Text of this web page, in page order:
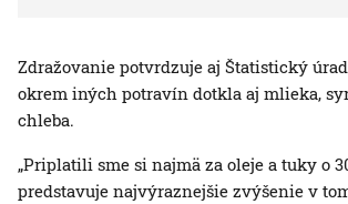
Zdražovanie potvrdzuje aj Štatistický
okrem iných potravín dotkla aj mlieka,
chleba.
„Priplatili sme si najmä za oleje a tuky o
predstavuje najvýraznejšie zvýšenie v